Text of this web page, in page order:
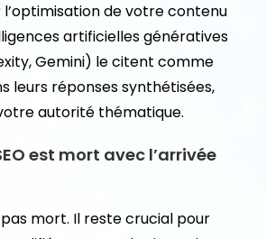
de votre contenu
artificielles génératives
Gemini) le citent comme
leurs réponses synthétisées,
autorité thématique.
est mort avec l’arrivée
pas mort. Il reste crucial pour